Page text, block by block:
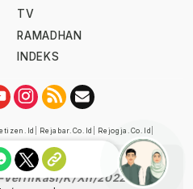
TV
RAMADHAN
INDEKS
Rejabar.co.id Rejogja.co.id
oleh Dewan Pers
Verifikasi/K/XII/2022